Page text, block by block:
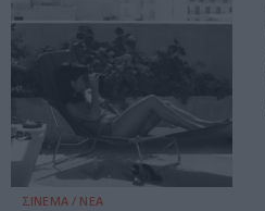
ΣΙΝΕΜΑ / ΝΕΑ